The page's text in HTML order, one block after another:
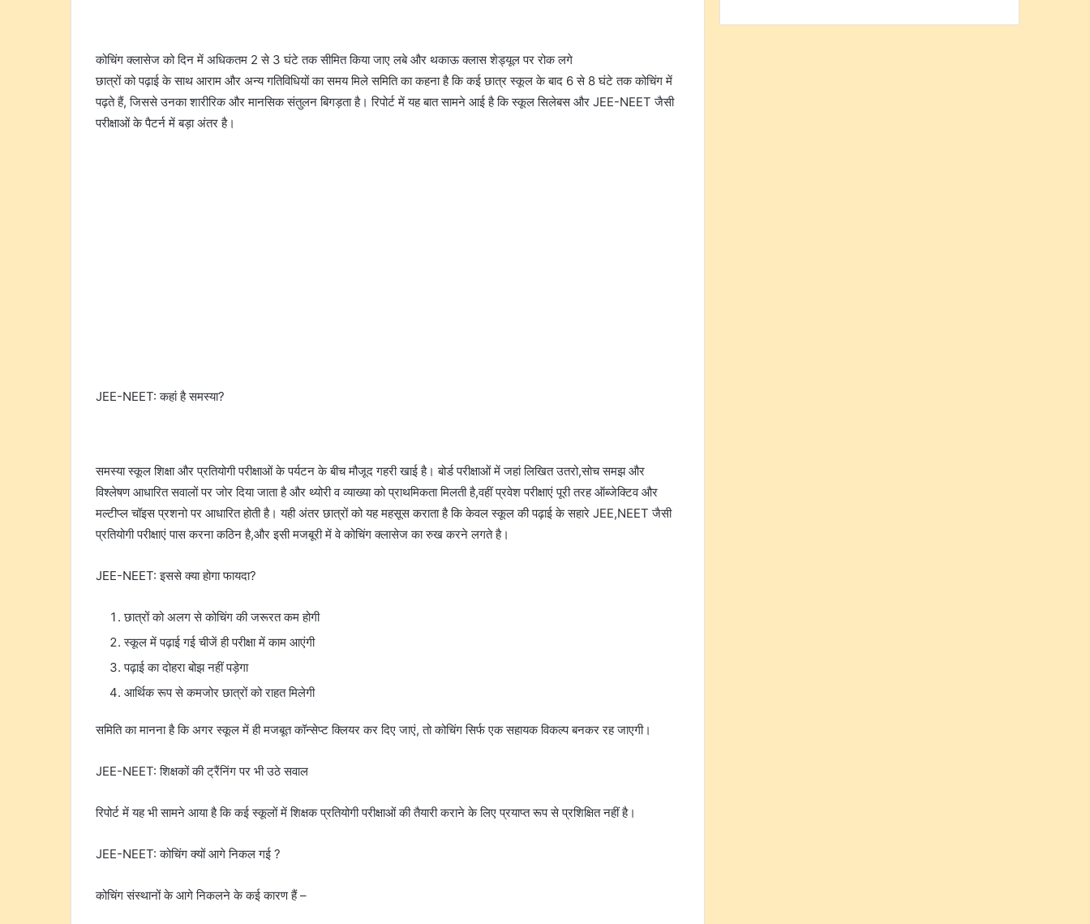
कोचिंग क्लासेज को दिन में अधिकतम 2 से 3 घंटे तक सीमित किया जाए लबे और थकाऊ क्लास शेड्यूल पर रोक लगे
छात्रों को पढ़ाई के साथ आराम और अन्य गतिविधियों का समय मिले समिति का कहना है कि कई छात्र स्कूल के बाद 6 से 8 घंटे तक कोचिंग में
पढ़ते हैं, जिससे उनका शारीरिक और मानसिक संतुलन बिगड़ता है। रिपोर्ट में यह बात सामने आई है कि स्कूल सिलेबस और JEE-NEET जैसी
परीक्षाओं के पैटर्न में बड़ा अंतर है।
JEE-NEET: कहां है समस्या?
समस्या स्कूल शिक्षा और प्रतियोगी परीक्षाओं के पर्यटन के बीच मौजूद गहरी खाई है। बोर्ड परीक्षाओं में जहां लिखित उतरो,सोच समझ और
विश्लेषण आधारित सवालों पर जोर दिया जाता है और थ्योरी व व्याख्या को प्राथमिकता मिलती है,वहीं प्रवेश परीक्षाएं पूरी तरह ऑब्जेक्टिव और
मल्टीप्ल चॉइस प्रशनो पर आधारित होती है। यही अंतर छात्रों को यह महसूस कराता है कि केवल स्कूल की पढ़ाई के सहारे JEE,NEET जैसी
प्रतियोगी परीक्षाएं पास करना कठिन है,और इसी मजबूरी में वे कोचिंग क्लासेज का रुख करने लगते है।
JEE-NEET: इससे क्या होगा फायदा?
छात्रों को अलग से कोचिंग की जरूरत कम होगी
स्कूल में पढ़ाई गई चीजें ही परीक्षा में काम आएंगी
पढ़ाई का दोहरा बोझ नहीं पड़ेगा
आर्थिक रूप से कमजोर छात्रों को राहत मिलेगी
समिति का मानना है कि अगर स्कूल में ही मजबूत कॉन्सेप्ट क्लियर कर दिए जाएं, तो कोचिंग सिर्फ एक सहायक विकल्प बनकर रह जाएगी।
JEE-NEET: शिक्षकों की ट्रैंनिंग पर भी उठे सवाल
रिपोर्ट में यह भी सामने आया है कि कई स्कूलों में शिक्षक प्रतियोगी परीक्षाओं की तैयारी कराने के लिए प्रयाप्त रूप से प्रशिक्षित नहीं है।
JEE-NEET: कोचिंग क्यों आगे निकल गई ?
कोचिंग संस्थानों के आगे निकलने के कई कारण हैं –